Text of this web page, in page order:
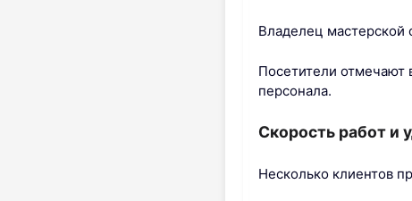
Владелец
Посетители отмечают
персонала.
Скорость работ и
Несколько клиентов